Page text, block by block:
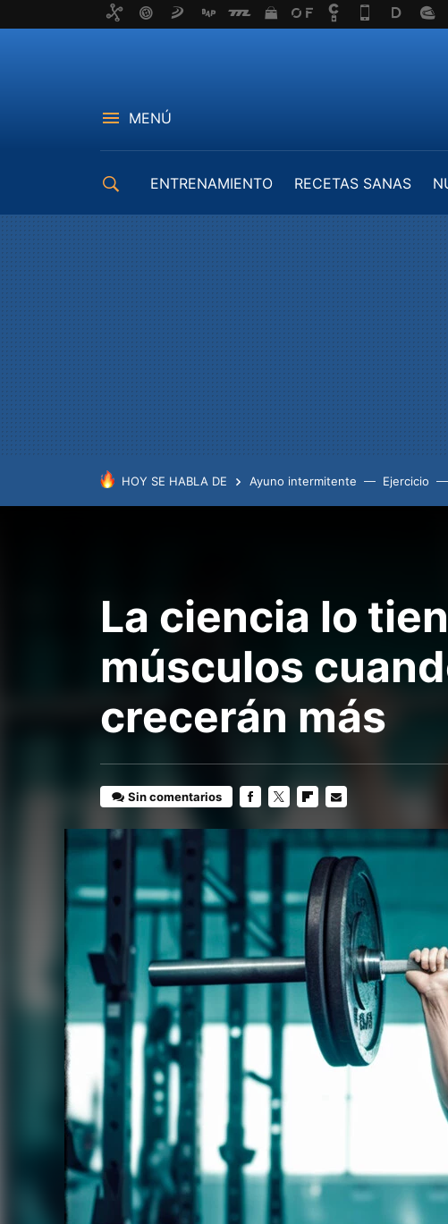
MENÚ
ENTRENAMIENTO RECETAS SANAS
HOY SE HABLA DE Ayuno intermitente Ejercicio
La ciencia lo
músculos
crecerán más
Sin comentarios